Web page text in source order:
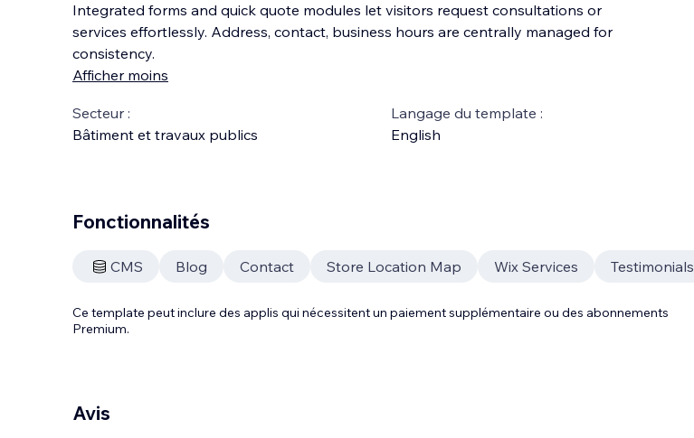
Integrated forms and quick quote modules let visitors request consultations or
services effortlessly. Address, contact, business hours are centrally managed for
consistency.
Afficher moins
Secteur :
Bâtiment et travaux publics
Langage du template :
English
Fonctionnalités
CMS Blog Contact Store Location Map Wix Services Testimonials
Ce template peut inclure des applis qui nécessitent un paiement supplémentaire ou des abonnements
Premium.
Avis